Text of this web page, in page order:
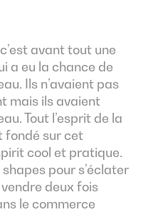
avant tout une
a eu la chance de
Ils n’avaient pas
mais ils avaient
Tout l’esprit de la
fondé sur cet
cool et pratique.
pour s’éclater
deux fois
le commerce